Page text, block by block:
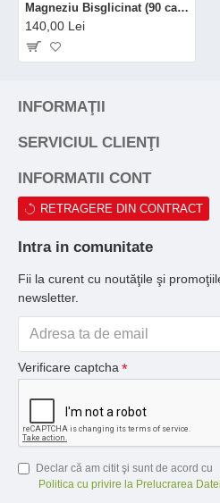
Magneziu Bisglicinat (90 capsule), Nordbo
140,00 Lei
INFORMAŢII
SERVICIUL CLIENŢI
INFORMATII CONT
RETRAGERE DIN CONTRACT
Intra in comunitate
Fii la curent cu noutăţile şi
newsletter.
Verificare captcha
Declar că am citit şi sunt de acord cu
Politica cu privire la Prelucrarea